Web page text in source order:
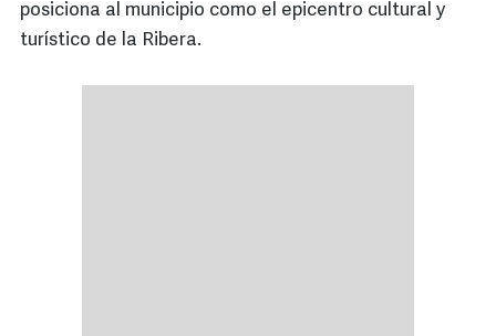
posiciona al municipio como el epicentro cultural y
turístico de la Ribera.